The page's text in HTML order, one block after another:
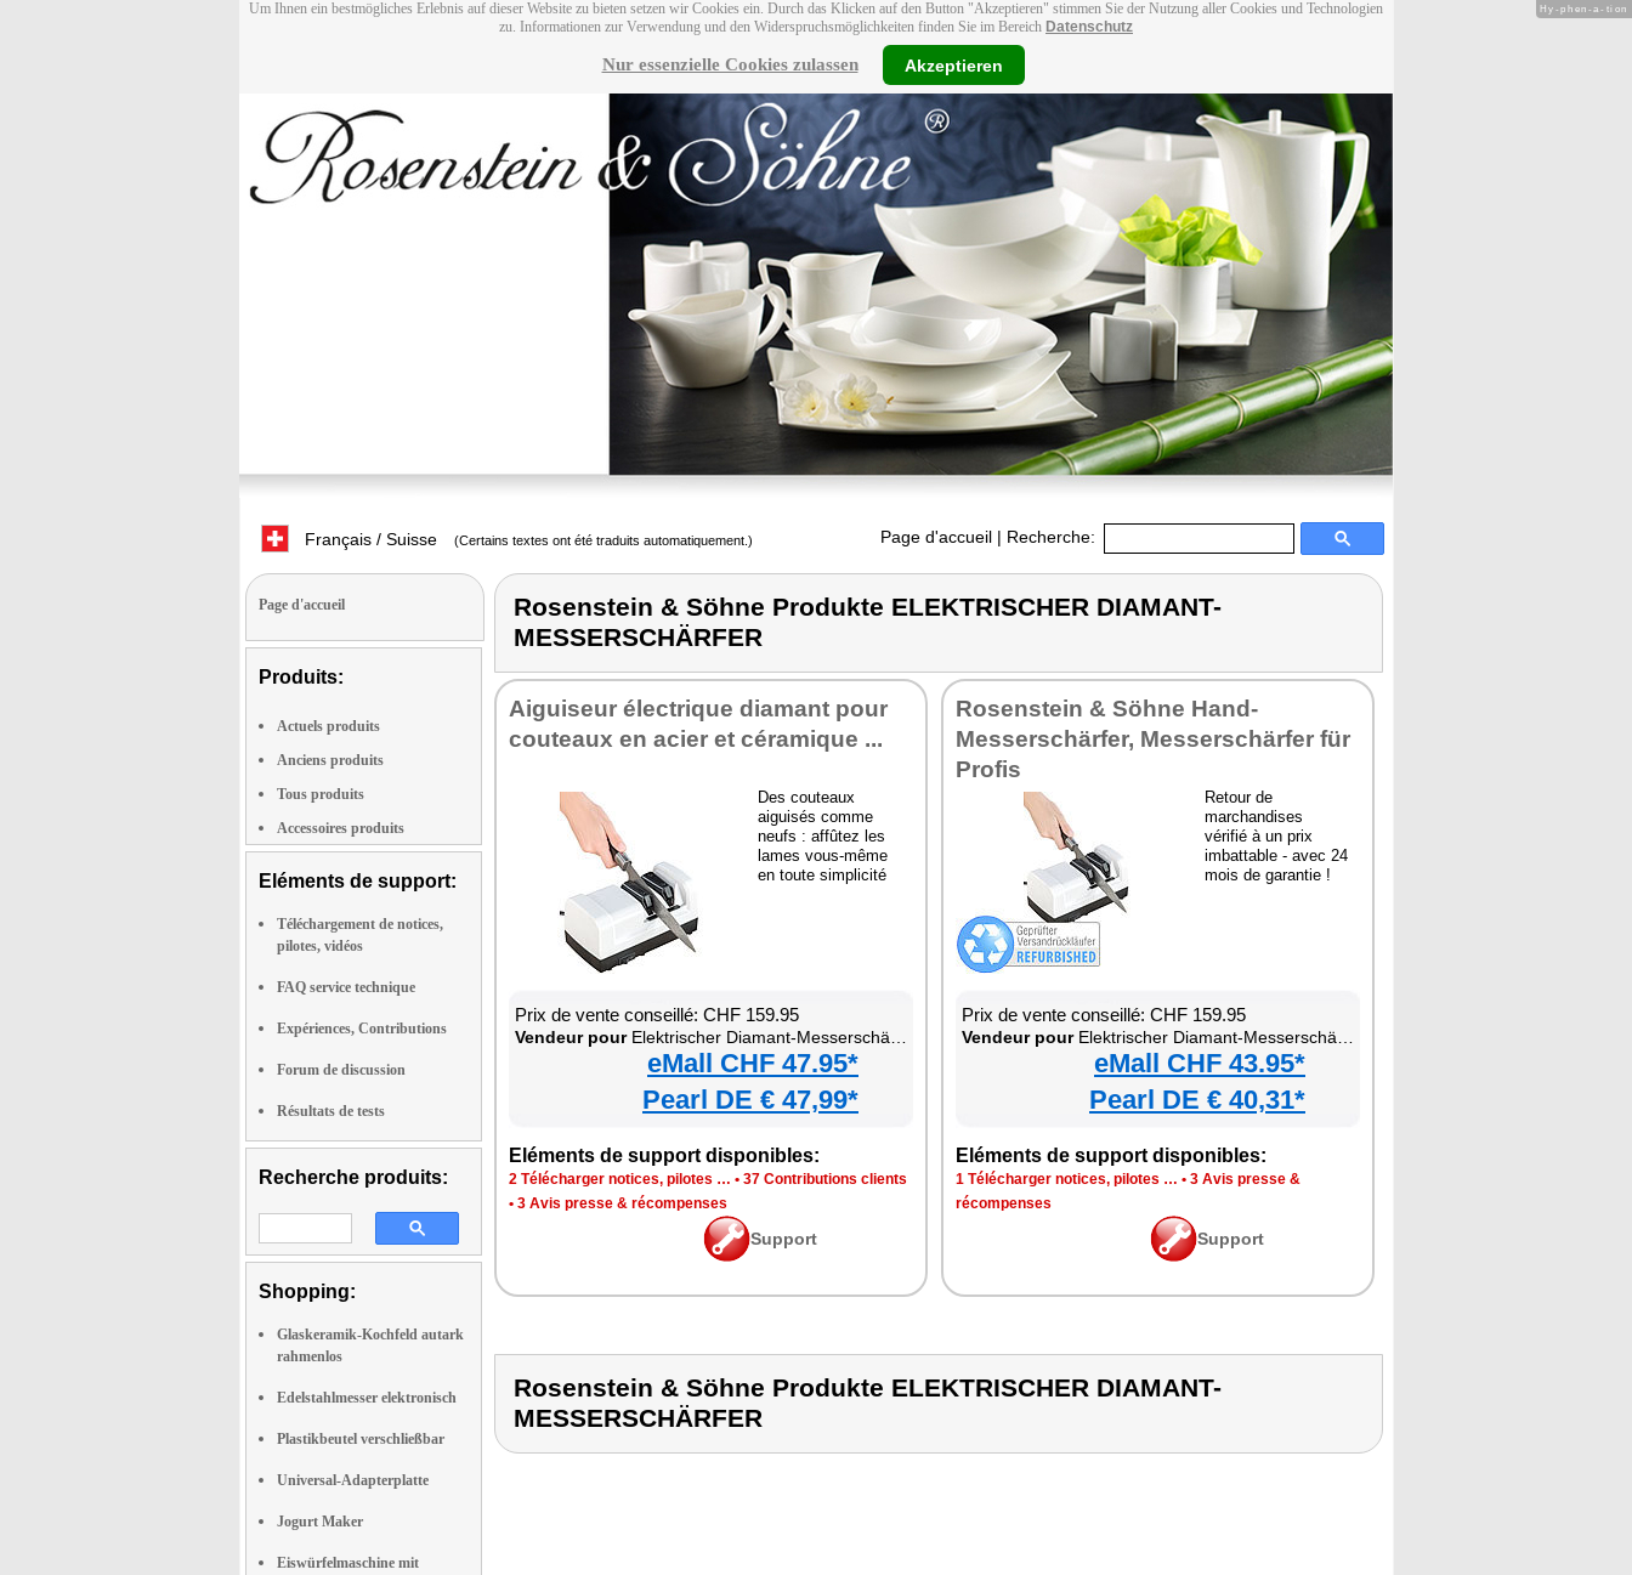
Um Ihnen ein bestmögliches Erlebnis auf dieser Website zu bieten setzen wir Cookies ein. Durch das Klicken auf den Button "Akzeptieren" stimmen Sie der Nutzung aller Cookies und Technologien
zu. Informationen zur Verwendung und den Widerspruchsmöglichkeiten finden Sie im Bereich Datenschutz
Nur essenzielle Cookies zulassen Akzeptieren
Français / Suisse (Certains textes ont été traduits automatiquement.) Page d'accueil | Recherche:
Page d'accueil
Produits:
Actuels produits
Anciens produits
Tous produits
Accessoires produits
Eléments de support:
Téléchargement de notices,
pilotes, vidéos
FAQ service technique
Expériences, Contributions
Forum de discussion
Résultats de tests
Recherche produits:
Shopping:
Glaskeramik-Kochfeld autark
rahmenlos
Edelstahlmesser elektronisch
Plastikbeutel verschließbar
Universal-Adapterplatte
Jogurt Maker
Eiswürfelmaschine mit
Rosenstein & Söhne Produkte ELEKTRISCHER DIAMANT-
MESSERSCHÄRFER
Aiguiseur électrique diamant pour
couteaux en acier et céramique ...
Des couteaux
aiguisés comme
neufs : affûtez les
lames vous-même
en toute simplicité
Prix de vente conseillé: CHF 159.95
Vendeur pourElektrischer Diamant-Messerschärfer
eMall CHF 47.95*
Pearl DE € 47,99*
Eléments de support disponibles:
2 Télécharger notices, pilotes … • 37 Contributions clients
• 3 Avis presse & récompenses
Support
Rosenstein & Söhne Hand-
Messerschärfer, Messerschärfer für
Profis
Retour de
marchandises
vérifié à un prix
imbattable - avec 24
mois de garantie !
Prix de vente conseillé: CHF 159.95
Vendeur pourElektrischer Diamant-Messerschärfer
eMall CHF 43.95*
Pearl DE € 40,31*
Eléments de support disponibles:
1 Télécharger notices, pilotes … • 3 Avis presse &
récompenses
Support
Rosenstein & Söhne Produkte ELEKTRISCHER DIAMANT-
MESSERSCHÄRFER
Hy-phen-a-tion